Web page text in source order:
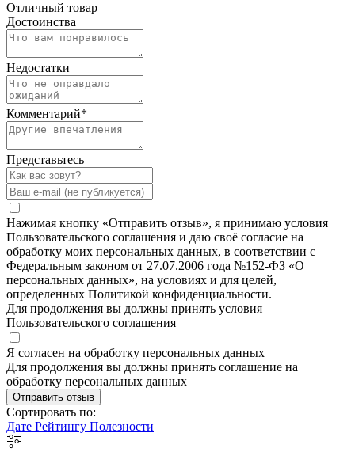
Отличный товар
Достоинства
Недостатки
Комментарий*
Представьтесь
Нажимая кнопку «Отправить отзыв», я принимаю условия
Пользовательского соглашения и даю своё согласие на
обработку моих персональных данных, в соответствии с
Федеральным законом от 27.07.2006 года №152-ФЗ «О
персональных данных», на условиях и для целей,
определенных Политикой конфиденциальности.
Для продолжения вы должны принять условия
Пользовательского соглашения
Я согласен на обработку персональных данных
Для продолжения вы должны принять соглашение на
обработку персональных данных
Отправить отзыв
Сортировать по:
Дате Рейтингу Полезности